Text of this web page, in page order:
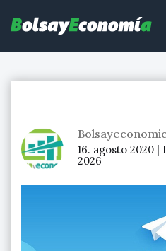
continuo, acciones de bolsa
16. agosto 2020 |
2026